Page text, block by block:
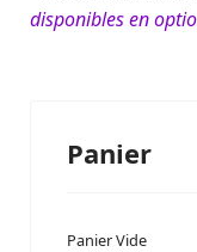
disponibles en
Panier
Panier Vide